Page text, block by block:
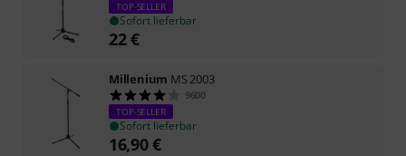
TOP-SELLER
Sofort lieferbar
22€
Millenium MS 2003
9600
TOP-SELLER
Sofort lieferbar
16,90€